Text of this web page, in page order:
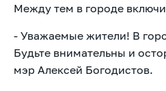
Между тем в городе
- Уважаемые жители! В
Будьте внимательны и
мэр Алексей Богодистов.